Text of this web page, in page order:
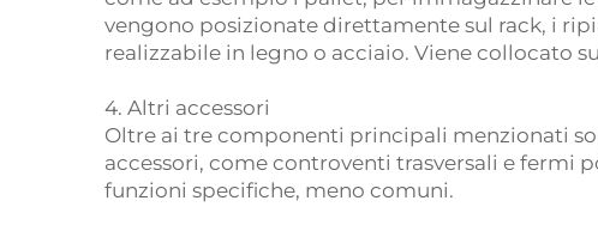
vengono posizionate direttamente sul rack, i
realizzabile in legno o acciaio. Viene collocato
4. Altri accessori
Oltre ai tre componenti principali menzionati
accessori, come controventi trasversali e fermi
funzioni specifiche, meno comuni.